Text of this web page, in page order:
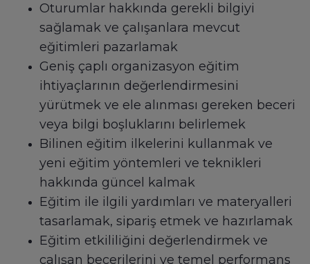
Oturumlar hakkında gerekli bilgiyi
sağlamak ve çalışanlara mevcut
eğitimleri pazarlamak
Geniş çaplı organizasyon eğitim
ihtiyaçlarının değerlendirmesini
yürütmek ve ele alınması gereken beceri
veya bilgi boşluklarını belirlemek
Bilinen eğitim ilkelerini kullanmak ve
yeni eğitim yöntemleri ve teknikleri
hakkında güncel kalmak
Eğitim ile ilgili yardımları ve materyalleri
tasarlamak, sipariş etmek ve hazırlamak
Eğitim etkililiğini değerlendirmek ve
çalışan becerilerini ve temel performans